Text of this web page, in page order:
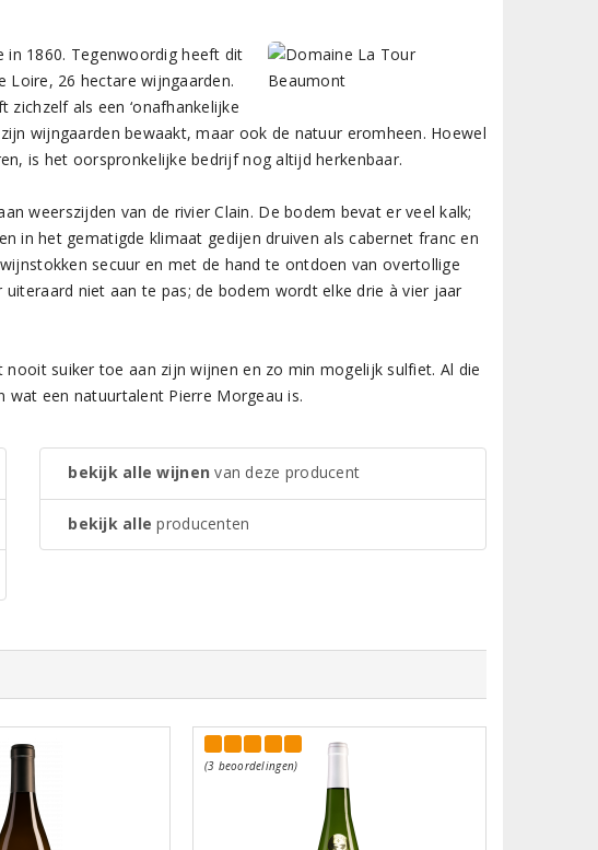
1860. Tegenwoordig heeft dit
Loire, 26 hectare wijngaarden.
als een ‘onafhankelijke
wijngaarden bewaakt, maar ook de natuur eromheen. Hoewel
is het oorspronkelijke bedrijf nog altijd herkenbaar.
weerszijden van de rivier Clain. De bodem bevat er veel kalk;
in het gematigde klimaat gedijen druiven als cabernet franc en
secuur en met de hand te ontdoen van overtollige
niet aan te pas; de bodem wordt elke drie à vier jaar
suiker toe aan zijn wijnen en zo min mogelijk sulfiet. Al die
een natuurtalent Pierre Morgeau is.
bekijk alle wijnen van deze producent
bekijk alle producenten
(3 beoordelingen)